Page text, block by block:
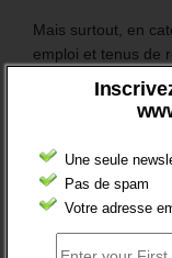
Une seule
Pas de spam
Votre adresse
Mais surtout, en
emploi et tenus de
106 200 (soit +3,5%).
Plus
rechercher un
sur un an (soit